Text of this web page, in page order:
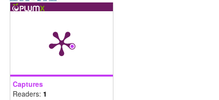
Captures
Readers: 1